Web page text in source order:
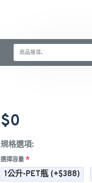
$0
規格選項:
選擇容量
1公升-PET瓶 (+$388)